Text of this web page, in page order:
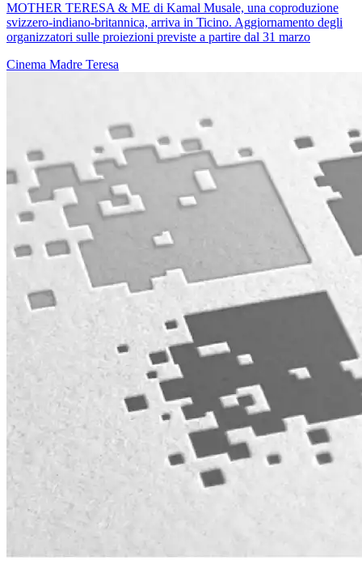
MOTHER TERESA & ME di Kamal Musale, una coproduzione
svizzero-indiano-britannica, arriva in Ticino. Aggiornamento degli
organizzatori sulle proiezioni previste a partire dal 31 marzo
Cinema Madre Teresa